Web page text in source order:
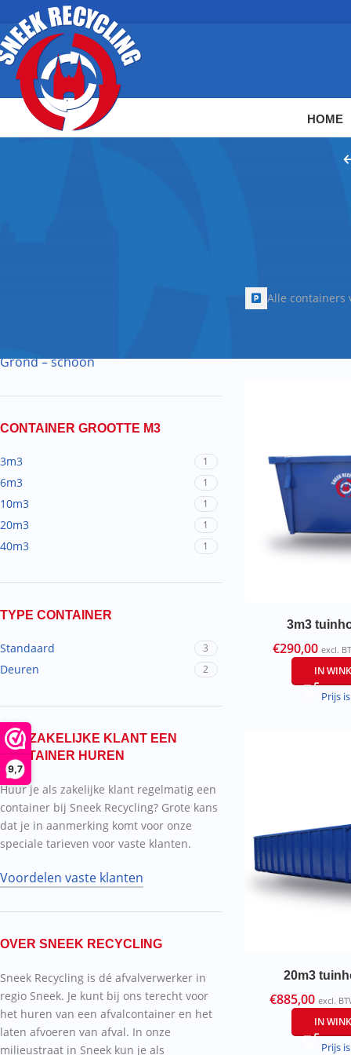
9,7
HOME
Grond – schoon
CONTAINER GROOTTE M3
3m3 1
6m3 1
10m3 1
20m3 1
40m3 1
TYPE CONTAINER
Standaard 3
Deuren 2
ALS ZAKELIJKE KLANT EEN
CONTAINER HUREN
Huur je als zakelijke klant regelmatig een
container bij Sneek Recycling? Grote kans
dat je in aanmerking komt voor onze
speciale tarieven voor vaste klanten.
Voordelen vaste klanten
OVER SNEEK RECYCLING
Sneek Recycling is dé afvalverwerker in
regio Sneek. Je kunt bij ons terecht voor
het huren van een afvalcontainer en het
laten afvoeren van afval. In onze
milieustraat in Sneek kun je als
Je tuin aan het
Alle containers
3m3
€290,00 excl.
IN
Prijs
20m3
€885,00 excl.
IN
Prijs